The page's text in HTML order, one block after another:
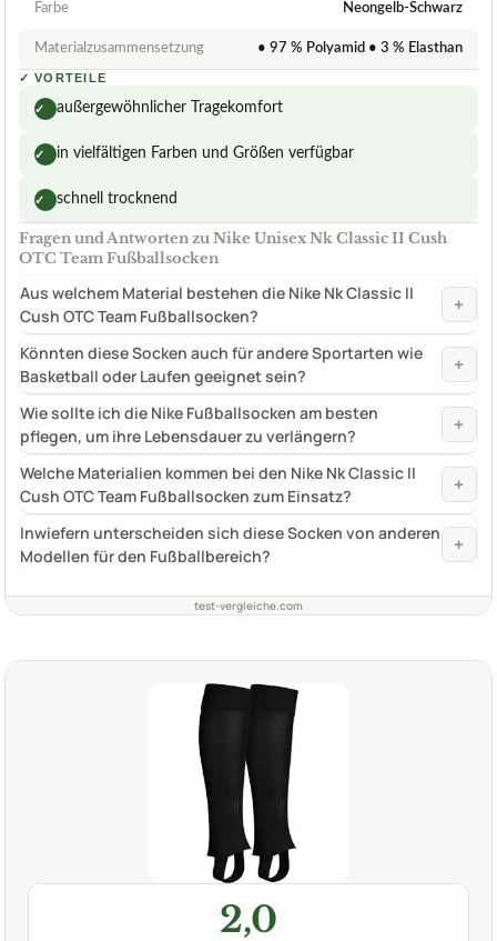
Farbe Neongelb-Schwarz
Materialzusammensetzung • 97 % Polyamid • 3 % Elasthan
✓ VORTEILE
✓ außergewöhnlicher Tragekomfort
✓ in vielfältigen Farben und Größen verfügbar
✓ schnell trocknend
Fragen und Antworten zu Nike Unisex Nk Classic II Cush
OTC Team Fußballsocken
Aus welchem Material bestehen die Nike Nk Classic II
Cush OTC Team Fußballsocken?
+
Könnten diese Socken auch für andere Sportarten wie
Basketball oder Laufen geeignet sein?
+
Wie sollte ich die Nike Fußballsocken am besten
pflegen, um ihre Lebensdauer zu verlängern?
+
Welche Materialien kommen bei den Nike Nk Classic II
Cush OTC Team Fußballsocken zum Einsatz?
+
Inwiefern unterscheiden sich diese Socken von anderen
Modellen für den Fußballbereich?
+
test-vergleiche.com
2,0